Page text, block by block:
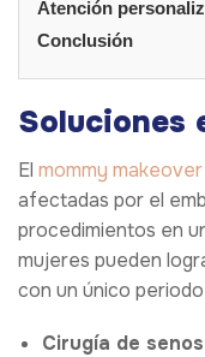
Atención
Conclusión
Soluciones
El mommy makeover
afectadas por el
procedimientos en
mujeres pueden
con un único
Cirugía de senos